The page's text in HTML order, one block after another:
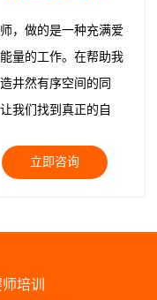
，做的是一种充满爱
量的工作。在帮助我
井然有序空间的同
我们找到真正的自
立即咨询
培训